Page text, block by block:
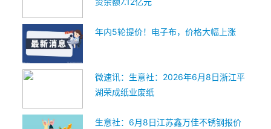
年内5轮提价！电子布，价格大幅上涨
微速讯：生意社：2026年6月8日浙江平
湖荣成纸业废纸
生意社：6月8日江苏鑫万佳不锈钢报价